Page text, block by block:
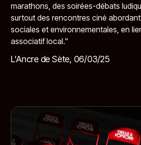
marathons, des soirées-débats
surtout des rencontres ciné
sociales et environnementales, en
associatif local."
L'Ancre de Sète, 06/03/25